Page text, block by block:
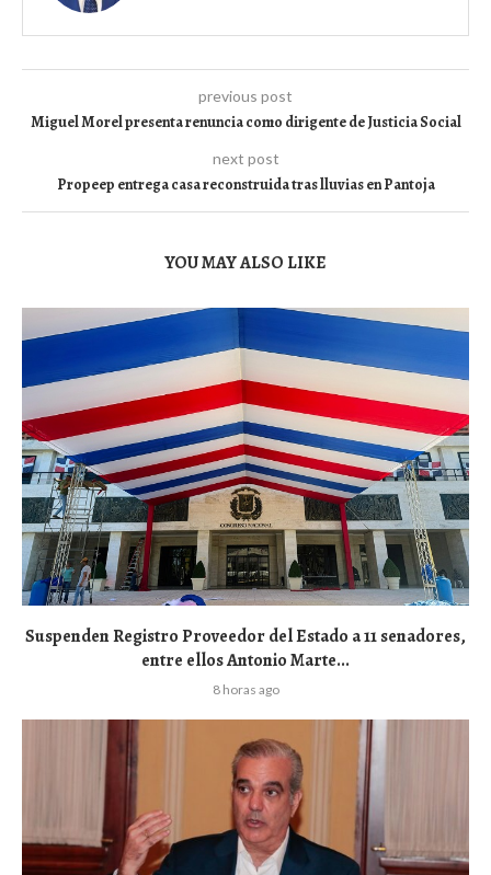
previous post
Miguel Morel presenta renuncia como dirigente de Justicia Social
next post
Propeep entrega casa reconstruida tras lluvias en Pantoja
YOU MAY ALSO LIKE
Suspenden Registro Proveedor del Estado a 11 senadores,
entre ellos Antonio Marte...
8 horas ago